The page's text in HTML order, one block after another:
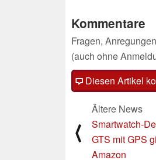
Kommentare
Fragen,
(auch ohne
Diesen Artikel
⟨
Ältere News
Smartwatch-
GTS mit GPS
Amazon